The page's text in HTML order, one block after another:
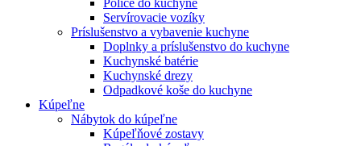
Servírovacie vozíky
Príslušenstvo a vybavenie kuchyne
Doplnky a príslušenstvo do kuchyne
Kuchynské batérie
Kuchynské drezy
Odpadkové koše do kuchyne
Kúpeľne
Nábytok do kúpeľne
Kúpeľňové zostavy